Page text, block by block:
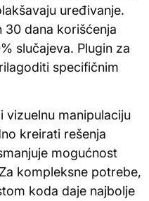
uređivanje.
30 dana korišćenja
slučajeva. Plugin za
specifičnim
vizuelnu manipulaciju
kreirati rešenja
mogućnost
kompleksne potrebe,
koda daje najbolje